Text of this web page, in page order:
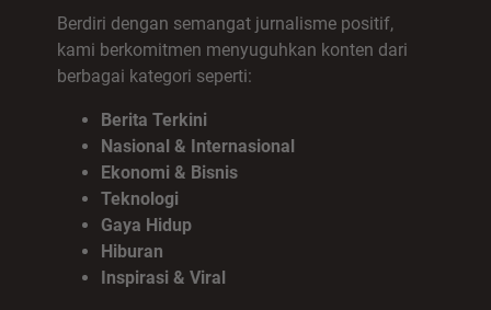
Berdiri dengan semangat jurnalisme positif,
kami berkomitmen menyuguhkan konten dari
berbagai kategori seperti:
Berita Terkini
Nasional & Internasional
Ekonomi & Bisnis
Teknologi
Gaya Hidup
Hiburan
Inspirasi & Viral